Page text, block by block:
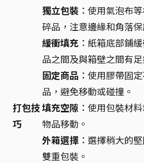
打包技
巧
獨立包裝 ：使用氣泡布
碎品，注意邊緣和角落保
緩衝填充 ：紙箱底部鋪
品之間及與箱壁之間有
固定商品 ：使用膠帶固
品，避免移動或碰撞。
填充空隙 ：使用包裝材
物品移動。
外箱選擇 ：選擇稍大的
雙重包裝。